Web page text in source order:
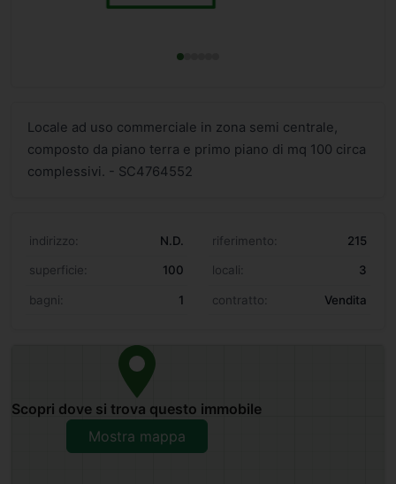
Locale ad uso commerciale in zona semi centrale,
composto da piano terra e primo piano di mq 100 circa
complessivi. - SC4764552
indirizzo: N.D. riferimento: 215
superficie: 100 locali: 3
bagni: 1 contratto: Vendita
Scopri dove si trova questo immobile
Mostra mappa